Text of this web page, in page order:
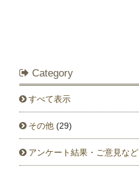
Category
すべて表示
その他 (29)
アンケート結果・ご意見など